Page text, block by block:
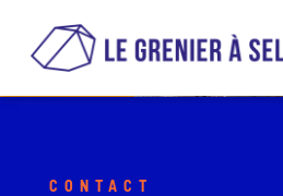
CONTACT